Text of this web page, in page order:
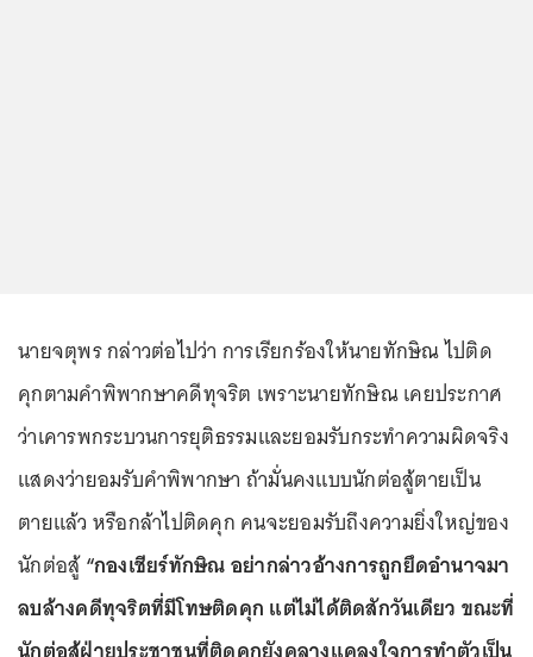
นายจตุพร กล่าวต่อไปว่า การเรียกร้องให้นายทักษิณ ไปติด
คุกตามคำพิพากษาคดีทุจริต เพราะนายทักษิณ เคยประกาศ
ว่าเคารพกระบวนการยุติธรรมและยอมรับกระทำความผิดจริง
แสดงว่ายอมรับคำพิพากษา ถ้ามั่นคงแบบนักต่อสู้ตายเป็น
ตายแล้ว หรือกล้าไปติดคุก คนจะยอมรับถึงความยิ่งใหญ่ของ
นักต่อสู้“กองเชียร์ทักษิณ อย่ากล่าวอ้างการถูกยึดอำนาจมา
ลบล้างคดีทุจริตที่มีโทษติดคุก แต่ไม่ได้ติดสักวันเดียว ขณะที่